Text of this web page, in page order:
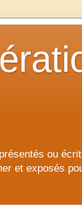
ou
et exposés